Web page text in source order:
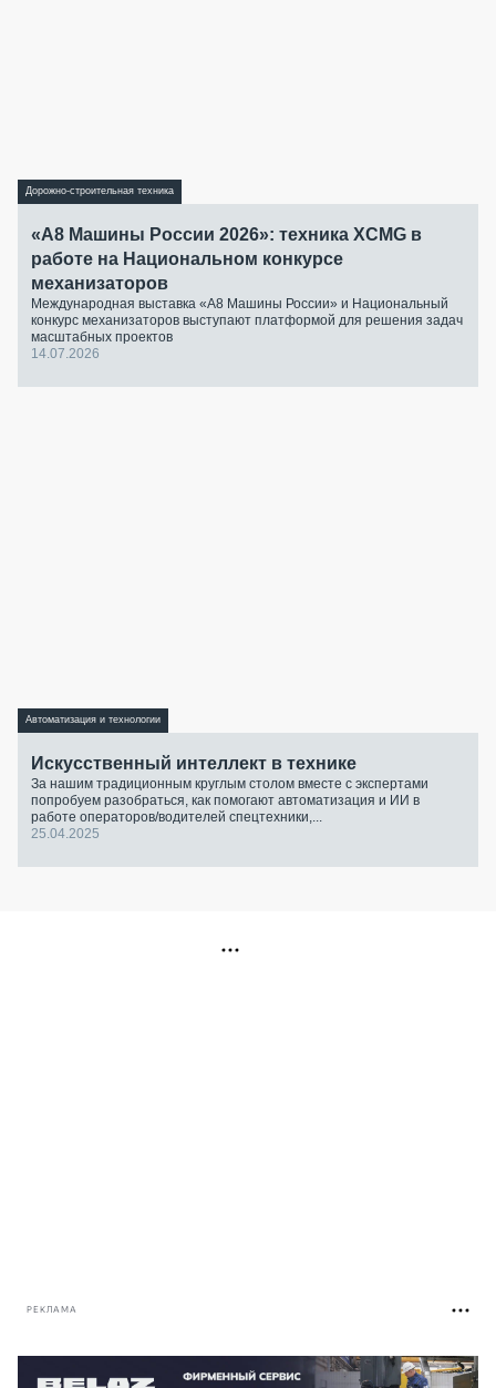
Дорожно-строительная техника
«А8 Машины России 2026»: техника XCMG в
работе на Национальном конкурсе
механизаторов
Международная выставка «А8 Машины России» и Национальный
конкурс механизаторов выступают платформой для решения задач
масштабных проектов
14.07.2026
Автоматизация и технологии
Искусственный интеллект в технике
За нашим традиционным круглым столом вместе с экспертами
попробуем разобраться, как помогают автоматизация и ИИ в
работе операторов/водителей спецтехники,...
25.04.2025
РЕКЛАМА